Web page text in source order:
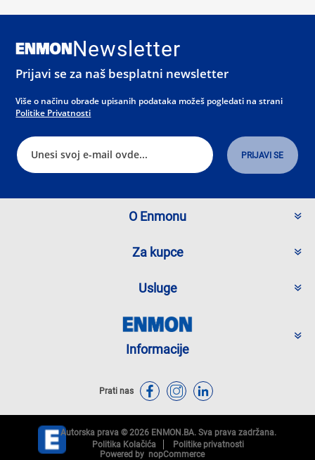
Newsletter
Prijavi se za naš besplatni newsletter
Više o načinu obrade upisanih podataka možeš pogledati na strani
Politike Privatnosti
O Enmonu
Za kupce
Usluge
Informacije
Prati nas
Autorska prava © 2026 ENMON.BA. Sva prava zadržana.
Politika Kolačića
Politike privatnosti
Powered by nopCommerce